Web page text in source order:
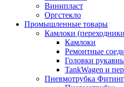
Винипласт
Оргстекло
Промышленные товары
Камлоки
Камлоки
Ремонтные
Головки
TankWagen и
Пневмотрубка